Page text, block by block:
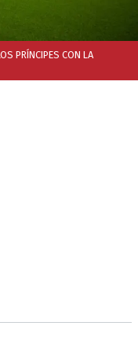
PRÍNCIPES CON LA